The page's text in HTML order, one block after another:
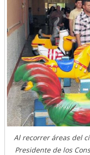
Al recorrer áreas del
Presidente de los